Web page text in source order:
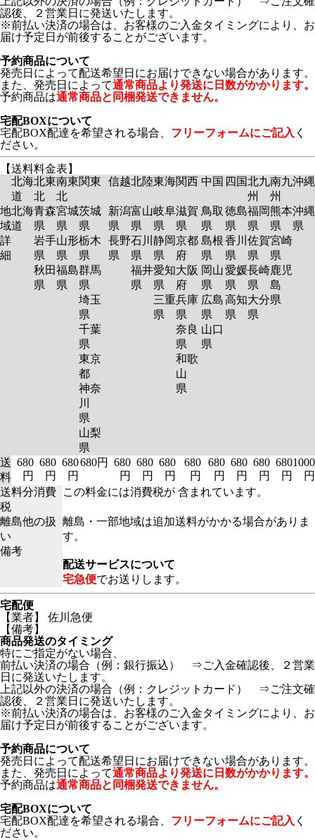
認後、２営業日に発送いたします。
※前払い決済の場合は、お客様のご入金タイミングにより、お
届け予定日が前後することがございます。
予約商品について
発売日によって配送希望日にお届けできない場合があります。
また、発売日によって通常商品より発送に日数がかかります。
予約商品は通常商品と同梱発送できません。
宅配BOXについて
宅配BOX配達を希望される場合、 フリーフォームにご記入 く
ださい。
【送料料金表】
北海
道
北東
北
南東
北
関東 信越北陸東海関西 中国 四国北九
州
南九
州
沖縄
地
域
詳
細
北海
道
青森
県
岩手
県
秋田
県
宮城
県
山形
県
福島
県
茨城
県
栃木
県
群馬
県
埼玉
県
千葉
県
東京
都
神奈
川
県
山梨
県
新潟
県
長野
県
富山
県
石川
県
福井
県
岐阜
県
静岡
県
愛知
県
三重
県
滋賀
県
京都
府
大阪
府
兵庫
県
奈良
県
和歌
山
県
鳥取
県
島根
県
岡山
県
広島
県
山口
県
徳島
県
香川
県
愛媛
県
高知
県
福岡
県
佐賀
県
長崎
県
大分
県
熊本
県
宮崎
県
鹿児
島
県
沖縄
県
送
料
680
円
680
円
680
円
680円
680
円
680
円
680
円
680
円
680
円
680
円
680
円
680
円
1000
円
送料分消費
税
この料金には消費税が 含まれています。
離島他の扱
い
離島・一部地域は追加送料がかかる場合がありま
す。
備考
配送サービスについて
宅急便でお送りします。
宅配便
【業者】 佐川急便
【備考】
商品発送のタイミング
特にご指定がない場合、
前払い決済の場合（例：銀行振込） ⇒ご入金確認後、２営業
日に発送いたします。
上記以外の決済の場合（例：クレジットカード） ⇒ご注文確
認後、２営業日に発送いたします。
※前払い決済の場合は、お客様のご入金タイミングにより、お
届け予定日が前後することがございます。
予約商品について
発売日によって配送希望日にお届けできない場合があります。
また、発売日によって通常商品より発送に日数がかかります。
予約商品は通常商品と同梱発送できません。
宅配BOXについて
宅配BOX配達を希望される場合、 フリーフォームにご記入 く
ださい。